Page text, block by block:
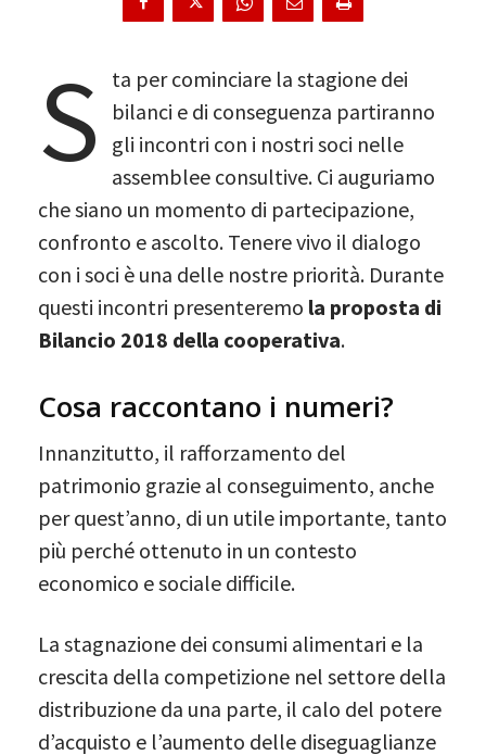
S
ta per cominciare la stagione dei
bilanci e di conseguenza partiranno
gli incontri con i nostri soci nelle
assemblee consultive. Ci auguriamo
che siano un momento di partecipazione,
confronto e ascolto. Tenere vivo il dialogo
con i soci è una delle nostre priorità. Durante
questi incontri presenteremo la proposta di
Bilancio 2018 della cooperativa.
Cosa raccontano i numeri?
Innanzitutto, il rafforzamento del
patrimonio grazie al conseguimento, anche
per quest’anno, di un utile importante, tanto
più perché ottenuto in un contesto
economico e sociale difficile.
La stagnazione dei consumi alimentari e la
crescita della competizione nel settore della
distribuzione da una parte, il calo del potere
d’acquisto e l’aumento delle diseguaglianze